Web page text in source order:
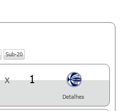
Sub-20
x 1
Detalhes